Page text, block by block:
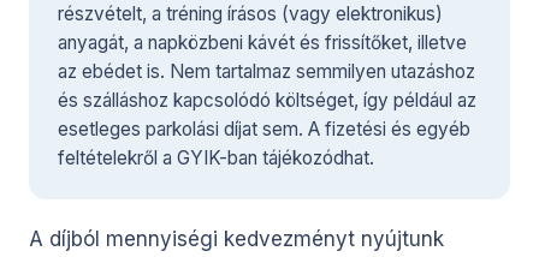
részvételt, a tréning írásos (vagy elektronikus)
anyagát, a napközbeni kávét és frissítőket, illetve
az ebédet is. Nem tartalmaz semmilyen utazáshoz
és szálláshoz kapcsolódó költséget, így például az
esetleges parkolási díjat sem. A fizetési és egyéb
feltételekről a GYIK-ban tájékozódhat.
A díjból mennyiségi kedvezményt nyújtunk